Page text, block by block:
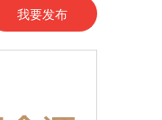
我要发布